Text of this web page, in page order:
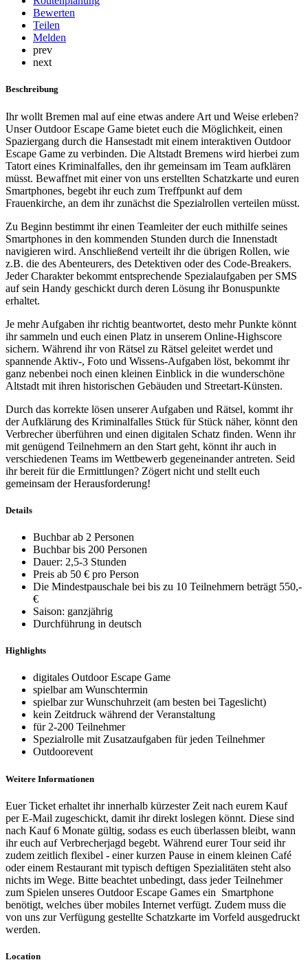
Bewerten
Teilen
Melden
prev
next
Beschreibung
Ihr wollt Bremen mal auf eine etwas andere Art und Weise erleben?
Unser Outdoor Escape Game bietet euch die Möglichkeit, einen
Spaziergang durch die Hansestadt mit einem interaktiven Outdoor
Escape Game zu verbinden. Die Altstadt Bremens wird hierbei zum
Tatort eines Kriminalfalles, den ihr gemeinsam im Team aufklären
müsst. Bewaffnet mit einer von uns erstellten Schatzkarte und euren
Smartphones, begebt ihr euch zum Treffpunkt auf dem
Frauenkirche, an dem ihr zunächst die Spezialrollen verteilen müsst.
Zu Beginn bestimmt ihr einen Teamleiter der euch mithilfe seines
Smartphones in den kommenden Stunden durch die Innenstadt
navigieren wird. Anschließend verteilt ihr die übrigen Rollen, wie
z.B. die des Abenteurers, des Detektiven oder des Code-Breakers.
Jeder Charakter bekommt entsprechende Spezialaufgaben per SMS
auf sein Handy geschickt durch deren Lösung ihr Bonuspunkte
erhaltet.
Je mehr Aufgaben ihr richtig beantwortet, desto mehr Punkte könnt
ihr sammeln und euch einen Platz in unserem Online-Highscore
sichern. Während ihr von Rätsel zu Rätsel geleitet werdet und
spannende Aktiv-, Foto und Wissens-Aufgaben löst, bekommt ihr
ganz nebenbei noch einen kleinen Einblick in die wunderschöne
Altstadt mit ihren historischen Gebäuden und Streetart-Künsten.
Durch das korrekte lösen unserer Aufgaben und Rätsel, kommt ihr
der Aufklärung des Kriminalfalles Stück für Stück näher, könnt den
Verbrecher überführen und einen digitalen Schatz finden. Wenn ihr
mit genügend Teilnehmern an den Start geht, könnt ihr auch in
verschiedenen Teams im Wettbewerb gegeneinander antreten. Seid
ihr bereit für die Ermittlungen? Zögert nicht und stellt euch
gemeinsam der Herausforderung!
Details
Buchbar ab 2 Personen
Buchbar bis 200 Personen
Dauer: 2,5-3 Stunden
Preis ab 50 € pro Person
Die Mindestpauschale bei bis zu 10 Teilnehmern beträgt 550,-
€
Saison: ganzjährig
Durchführung in deutsch
Highlights
digitales Outdoor Escape Game
spielbar am Wunschtermin
spielbar zur Wunschuhrzeit (am besten bei Tageslicht)
kein Zeitdruck während der Veranstaltung
für 2-200 Teilnehmer
Spezialrolle mit Zusatzaufgaben für jeden Teilnehmer
Outdoorevent
Weitere Informationen
Euer Ticket erhaltet ihr innerhalb kürzester Zeit nach eurem Kauf
per E-Mail zugeschickt, damit ihr direkt loslegen könnt. Diese sind
nach Kauf 6 Monate gültig, sodass es euch überlassen bleibt, wann
ihr euch auf Verbrecherjagd begebt. Während eurer Tour seid ihr
zudem zeitlich flexibel - einer kurzen Pause in einem kleinen Café
oder einem Restaurant mit typisch deftigen Spezialitäten steht also
nichts im Wege. Bitte beachtet unbedingt, dass jeder Teilnehmer
zum Spielen unseres Outdoor Escape Games ein Smartphone
benötigt, welches über mobiles Internet verfügt. Zudem muss die
von uns zur Verfügung gestellte Schatzkarte im Vorfeld ausgedruckt
werden.
Location